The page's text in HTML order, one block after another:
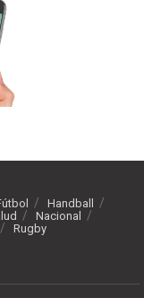
Handball
Nacional
Rugby